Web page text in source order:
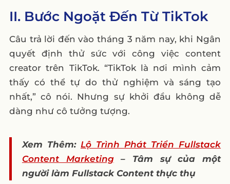
II. Bước Ngoặt Đến Từ TikTok
Câu trả lời đến vào tháng 3 năm nay, khi Ngân
quyết định thử sức với công việc content
creator trên TikTok. “TikTok là nơi mình cảm
thấy có thể tự do thử nghiệm và sáng tạo
nhất,” cô nói. Nhưng sự khởi đầu không dễ
dàng như cô tưởng tượng.
Xem Thêm: Lộ Trình Phát Triển Fullstack
Content Marketing– Tâm sự của một
người làm Fullstack Content thực thụ